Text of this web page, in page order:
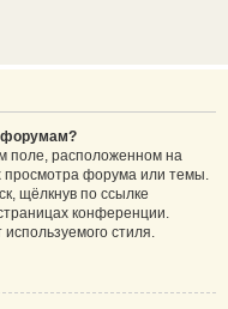
форумам?
поле, расположенном на
просмотра форума или темы.
щёлкнув по ссылке
конференции.
стиля.